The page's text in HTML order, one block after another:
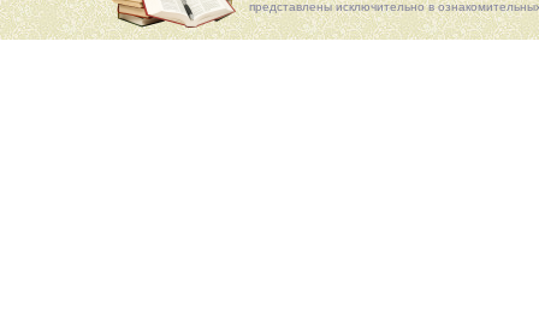
представлены исключительно в